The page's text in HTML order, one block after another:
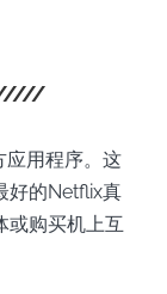
应用程序。这
好的Netflix真
或购买机上互